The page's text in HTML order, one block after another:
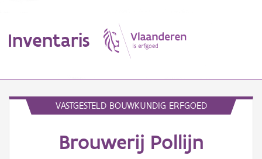
Inventaris
VASTGESTELD BOUWKUNDIG ERFGOED
Brouwerij Pollijn